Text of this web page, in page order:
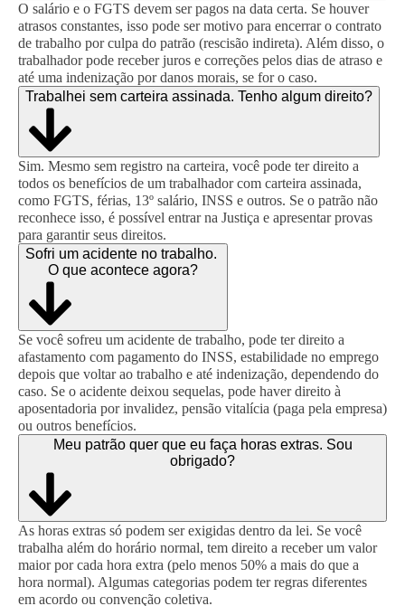
O salário e o FGTS devem ser pagos na data certa. Se houver
atrasos constantes, isso pode ser motivo para encerrar o contrato
de trabalho por culpa do patrão (rescisão indireta). Além disso, o
trabalhador pode receber juros e correções pelos dias de atraso e
até uma indenização por danos morais, se for o caso.
Trabalhei sem carteira assinada. Tenho algum direito?
Sim. Mesmo sem registro na carteira, você pode ter direito a
todos os benefícios de um trabalhador com carteira assinada,
como FGTS, férias, 13º salário, INSS e outros. Se o patrão não
reconhece isso, é possível entrar na Justiça e apresentar provas
para garantir seus direitos.
Sofri um acidente no trabalho.
O que acontece agora?
Se você sofreu um acidente de trabalho, pode ter direito a
afastamento com pagamento do INSS, estabilidade no emprego
depois que voltar ao trabalho e até indenização, dependendo do
caso. Se o acidente deixou sequelas, pode haver direito à
aposentadoria por invalidez, pensão vitalícia (paga pela empresa)
ou outros benefícios.
Meu patrão quer que eu faça horas extras. Sou
obrigado?
As horas extras só podem ser exigidas dentro da lei. Se você
trabalha além do horário normal, tem direito a receber um valor
maior por cada hora extra (pelo menos 50% a mais do que a
hora normal). Algumas categorias podem ter regras diferentes
em acordo ou convenção coletiva.